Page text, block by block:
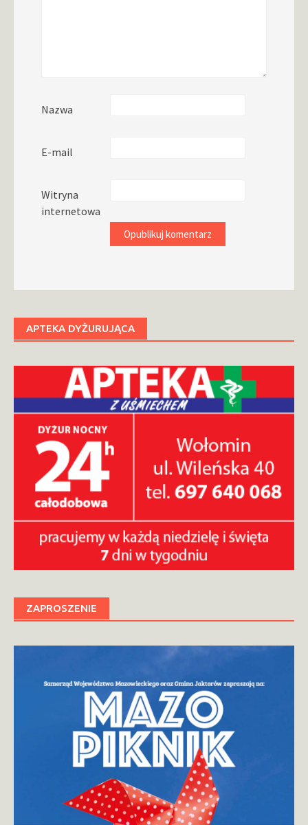
Nazwa
E-mail
Witryna
internetowa
APTEKA DYŻURUJĄCA
ZAPROSZENIE